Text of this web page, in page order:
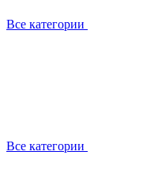
Все категории
Все категории